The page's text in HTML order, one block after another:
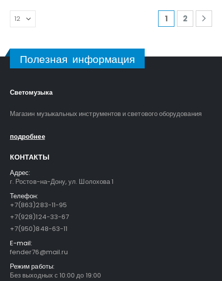
1 2
Полезная информация
Светомузыка
Магазин музыкальных инструментов и светового оборудования
подробнее
КОНТАКТЫ
Адрес:
г. Ростов-на-Дону, ул. Шолохова 1
Телефон:
+7(863)283-11-95
+7(928)124-33-67
+7(950)848-63-11
E-mail:
fender76@mail.ru
Режим работы:
Без выходных с 10:00 до 19:00